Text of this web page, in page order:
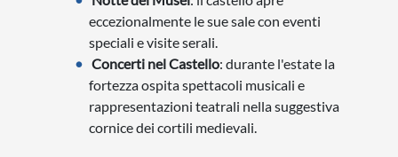
eccezionalmente le sue sale con eventi
speciali e visite serali.
Concerti nel Castello: durante l'estate la
fortezza ospita spettacoli musicali e
rappresentazioni teatrali nella suggestiva
cornice dei cortili medievali.